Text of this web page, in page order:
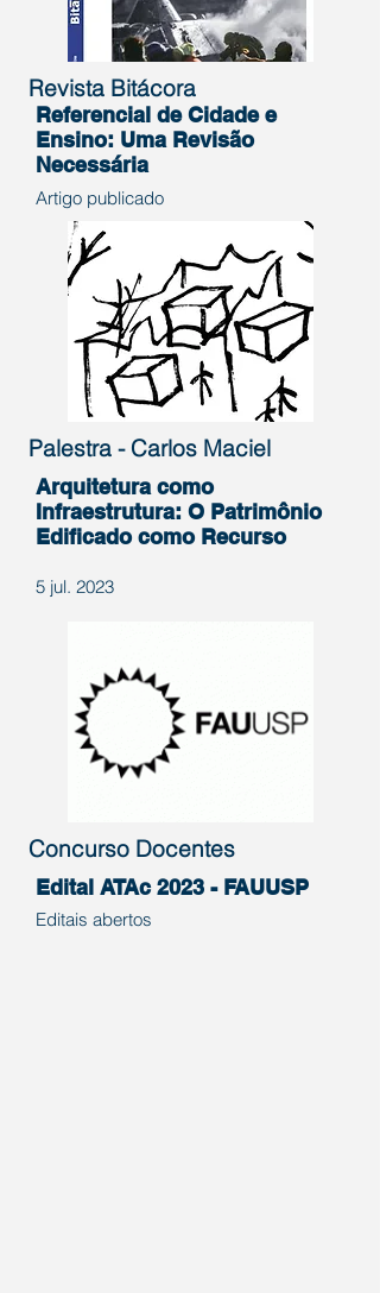
Revista Bitácora
Referencial de Cidade e
Ensino: Uma Revisão
Necessária
Artigo publicado
Palestra - Carlos Maciel
Arquitetura como
Infraestrutura: O Patrimônio
Edificado como Recurso
5 jul. 2023
Concurso Docentes
Edital ATAc 2023 - FAUUSP
Editais abertos